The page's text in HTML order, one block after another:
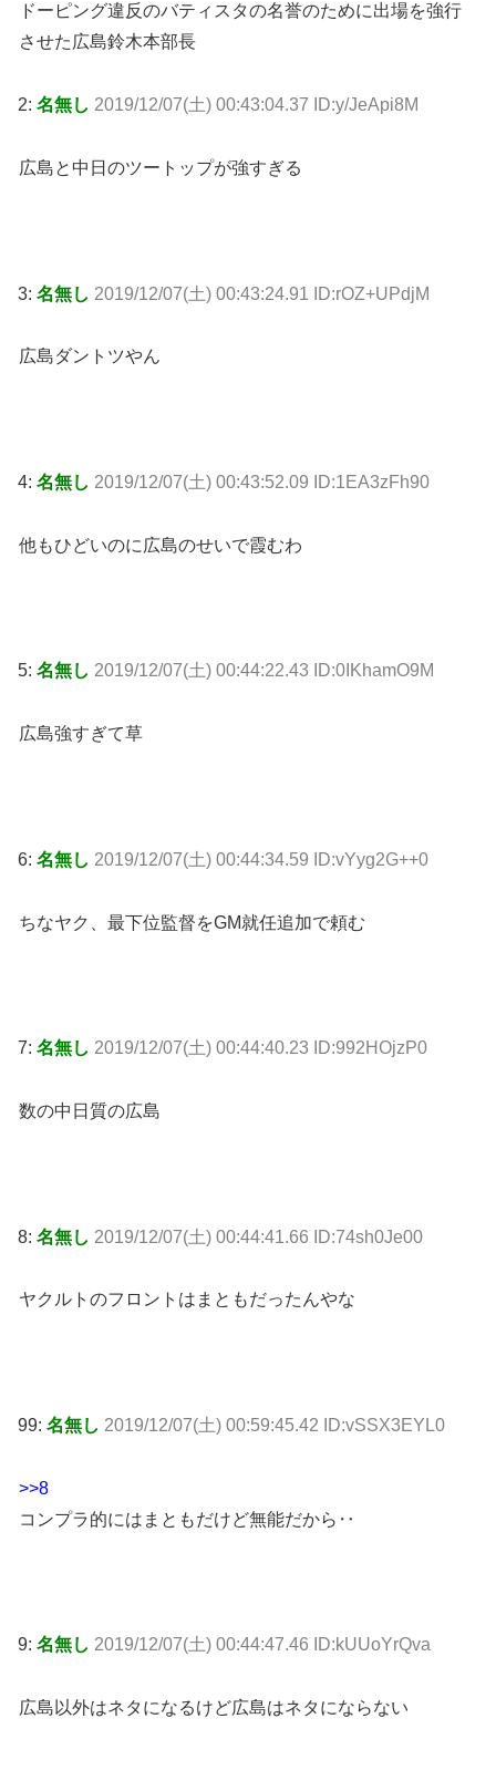
ドーピング違反のバティスタの名誉のために出場を強行
させた広島鈴木本部長
2: 名無し 2019/12/07(土) 00:43:04.37 ID:y/JeApi8M
広島と中日のツートップが強すぎる
3: 名無し 2019/12/07(土) 00:43:24.91 ID:rOZ+UPdjM
広島ダントツやん
4: 名無し 2019/12/07(土) 00:43:52.09 ID:1EA3zFh90
他もひどいのに広島のせいで霞むわ
5: 名無し 2019/12/07(土) 00:44:22.43 ID:0IKhamO9M
広島強すぎて草
6: 名無し 2019/12/07(土) 00:44:34.59 ID:vYyg2G++0
ちなヤク、最下位監督をGM就任追加で頼む
7: 名無し 2019/12/07(土) 00:44:40.23 ID:992HOjzP0
数の中日質の広島
8: 名無し 2019/12/07(土) 00:44:41.66 ID:74sh0Je00
ヤクルトのフロントはまともだったんやな
99: 名無し 2019/12/07(土) 00:59:45.42 ID:vSSX3EYL0
>>8
コンプラ的にはまともだけど無能だから‥
9: 名無し 2019/12/07(土) 00:44:47.46 ID:kUUoYrQva
広島以外はネタになるけど広島はネタにならない